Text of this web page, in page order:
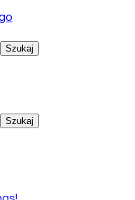
Publicznego